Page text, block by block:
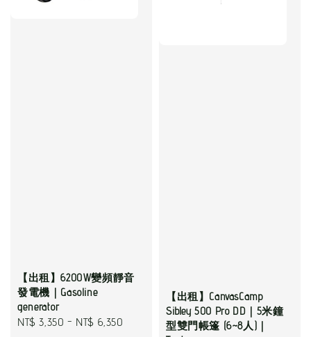
【出租】6200W變頻靜音
發電機｜Gasoline
generator
Regular
NT$ 3,350 - NT$ 6,350
【出租】CanvasCamp
Sibley 500 Pro DD｜5米鐘
型雙門帳篷 (6~8人)｜